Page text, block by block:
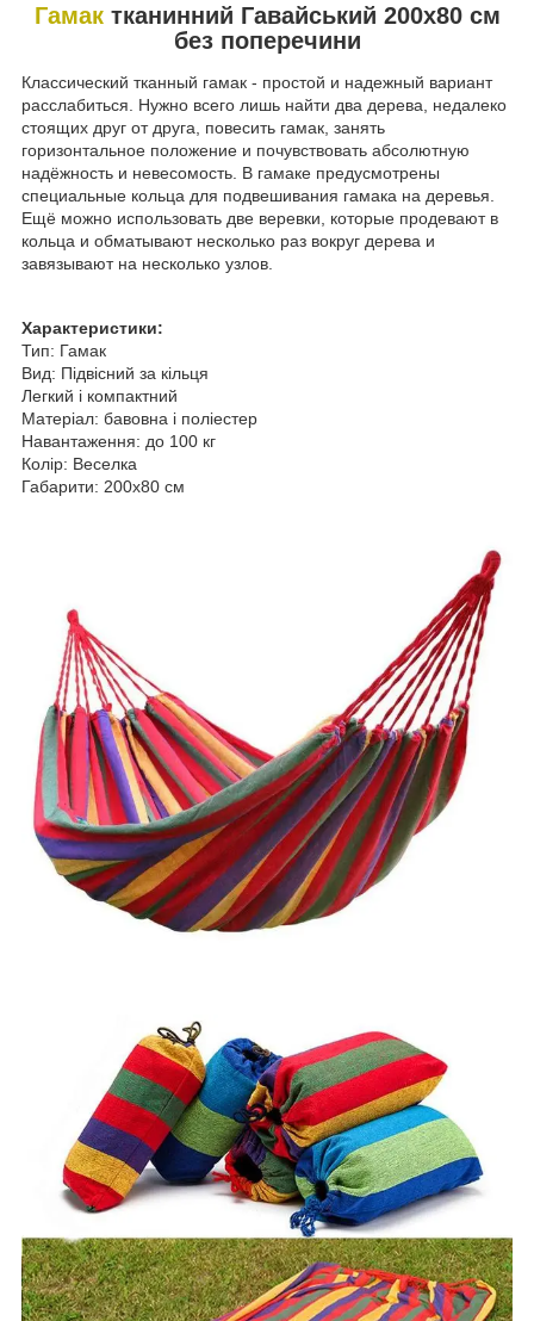
Гамактканинний Гавайський 200x80 см
без поперечини
Классический тканный гамак - простой и надежный вариант
расслабиться. Нужно всего лишь найти два дерева, недалеко
стоящих друг от друга, повесить гамак, занять
горизонтальное положение и почувствовать абсолютную
надёжность и невесомость. В гамаке предусмотрены
специальные кольца для подвешивания гамака на деревья.
Ещё можно использовать две веревки, которые продевают в
кольца и обматывают несколько раз вокруг дерева и
завязывают на несколько узлов.
Характеристики:
Тип: Гамак
Вид: Підвісний за кільця
Легкий і компактний
Матеріал: бавовна і поліестер
Навантаження: до 100 кг
Колір: Веселка
Габарити: 200x80 см